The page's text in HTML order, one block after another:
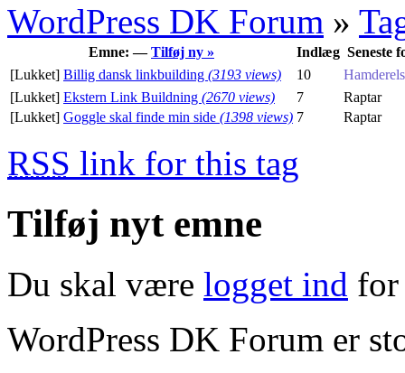
WordPress DK Forum »
Emne: —Tilføj ny » Indlæg Seneste
[Lukket] Billig dansk linkbuilding (3193 views) 10
[Lukket] Ekstern Link Buildning (2670 views) 7
Raptar
[Lukket] Goggle skal finde min side (1398 views) 7 Raptar
RSS link for this tag
Tilføj nyt emne
Du skal være logget ind for
WordPress DK Forum er